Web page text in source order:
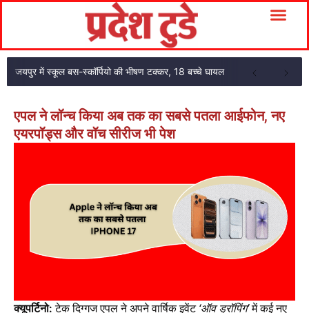
जयपुर में स्कूल बस-स्कॉर्पियो की भीषण टक्कर, 18 बच्चे घायल
एपल ने लॉन्च किया अब तक का सबसे पतला आईफोन, नए
एयरपॉड्स और वॉच सीरीज भी पेश
क्यूपर्टिनो: टेक दिग्गज एपल ने अपने वार्षिक इवेंट ‘ऑव ड्रॉपिंग’में कई नए